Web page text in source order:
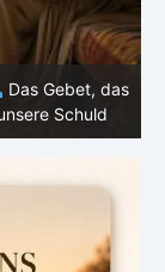
Das Gebet, das
Schuld